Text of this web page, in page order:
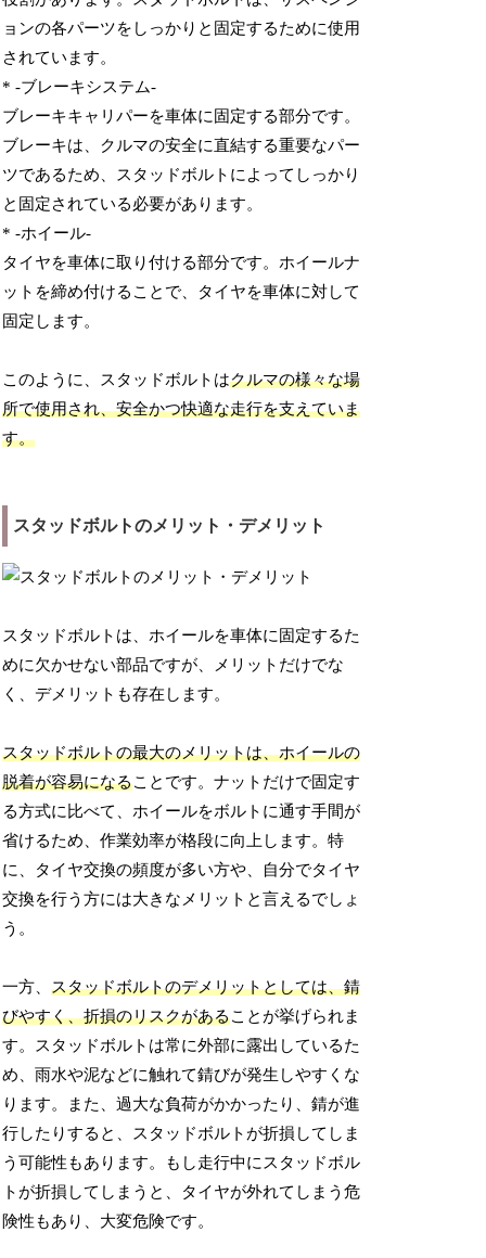
ョンの各パーツをしっかりと固定するために使用
されています。
* -ブレーキシステム-
ブレーキキャリパーを車体に固定する部分です。
ブレーキは、クルマの安全に直結する重要なパー
ツであるため、スタッドボルトによってしっかり
と固定されている必要があります。
* -ホイール-
タイヤを車体に取り付ける部分です。ホイールナ
ットを締め付けることで、タイヤを車体に対して
固定します。
このように、スタッドボルトはクルマの様々な場
所で使用され、安全かつ快適な走行を支えていま
す。
スタッドボルトのメリット・デメリット
スタッドボルトは、ホイールを車体に固定するた
めに欠かせない部品ですが、メリットだけでな
く、デメリットも存在します。
スタッドボルトの最大のメリットは、ホイールの
脱着が容易になることです。ナットだけで固定す
る方式に比べて、ホイールをボルトに通す手間が
省けるため、作業効率が格段に向上します。特
に、タイヤ交換の頻度が多い方や、自分でタイヤ
交換を行う方には大きなメリットと言えるでしょ
う。
一方、スタッドボルトのデメリットとしては、錆
びやすく、折損のリスクがあることが挙げられま
す。スタッドボルトは常に外部に露出しているた
め、雨水や泥などに触れて錆びが発生しやすくな
ります。また、過大な負荷がかかったり、錆が進
行したりすると、スタッドボルトが折損してしま
う可能性もあります。もし走行中にスタッドボル
トが折損してしまうと、タイヤが外れてしまう危
険性もあり、大変危険です。